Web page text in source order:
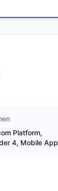
Platform,
4, Mobile App